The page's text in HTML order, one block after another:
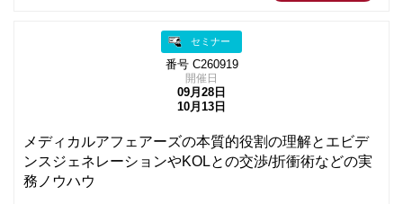
セミナー
番号 C260919
開催日
09月28日
10月13日
メディカルアフェアーズの本質的役割の理解とエビデ
ンスジェネレーションやKOLとの交渉/折衝術などの実
務ノウハウ